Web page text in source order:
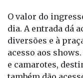
e camarotes,
também dão
sendo
Os ingressos